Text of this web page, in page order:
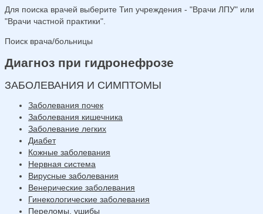
Для поиска врачей выберите Тип учреждения - "Врачи ЛПУ" или
"Врачи частной практики".
Поиск врача/больницы
Диагноз при гидронефрозе
ЗАБОЛЕВАНИЯ И СИМПТОМЫ
Заболевания почек
Заболевания кишечника
Заболевание легких
Диабет
Кожные заболевания
Нервная система
Вирусные заболевания
Венерические заболевания
Гинекологические заболевания
Переломы, ушибы